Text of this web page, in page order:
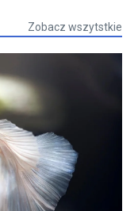
Zobacz wszytstkie